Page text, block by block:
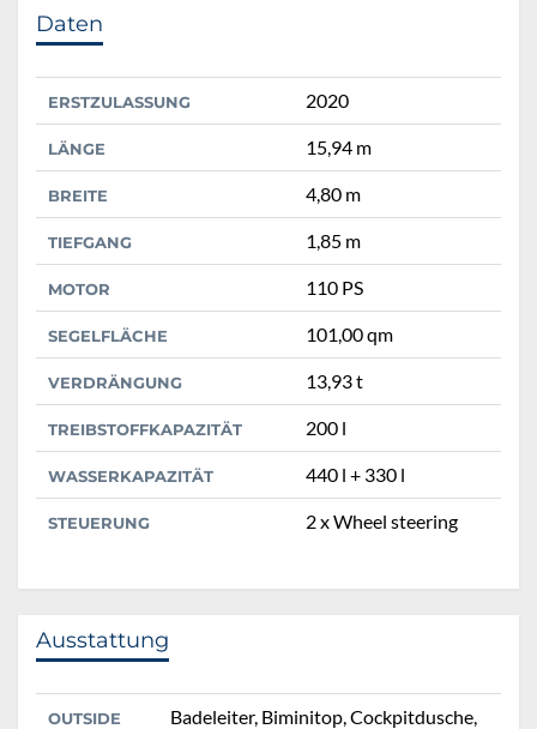
Daten
ERSTZULASSUNG 2020
LÄNGE 15,94 m
BREITE 4,80 m
TIEFGANG 1,85 m
MOTOR 110 PS
SEGELFLÄCHE 101,00 qm
VERDRÄNGUNG 13,93 t
TREIBSTOFFKAPAZITÄT 200 l
WASSERKAPAZITÄT 440 l + 330 l
STEUERUNG 2 x Wheel steering
Ausstattung
OUTSIDE
Badeleiter, Biminitop, Cockpitdusche,